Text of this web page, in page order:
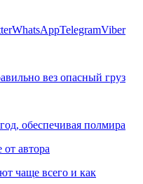
WhatsAppTelegramViber
вез опасный груз
обеспечивая полмира
автора
чаще всего и как